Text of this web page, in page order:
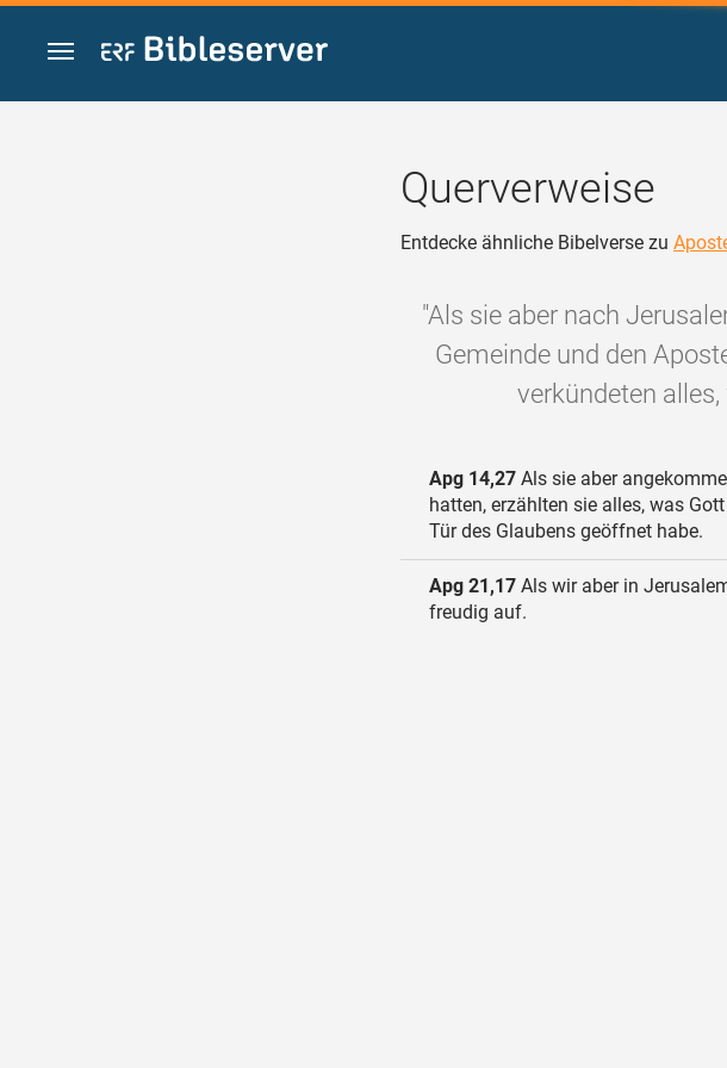
Zum Inhalt springen
Querverweise
Entdecke ähnliche Bibelverse zu
"Als sie aber nach
Gemeinde und den
verkündeten
Apg 14,27 Als sie aber
hatten, erzählten sie alles, was
Tür des Glaubens geöffnet habe.
Apg 21,17 Als wir aber in
freudig auf.